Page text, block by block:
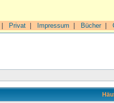
Privat Impressum Bücher|